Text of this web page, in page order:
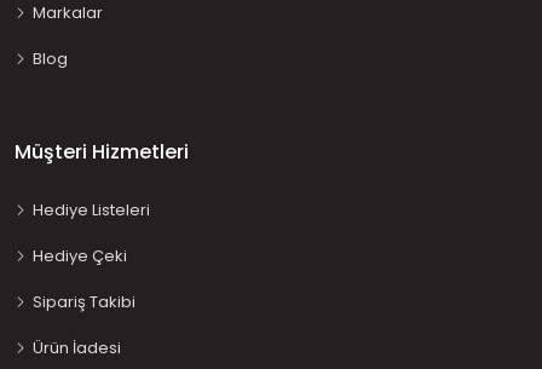
Markalar
Blog
Müşteri Hizmetleri
Hediye Listeleri
Hediye Çeki
Sipariş Takibi
Ürün İadesi